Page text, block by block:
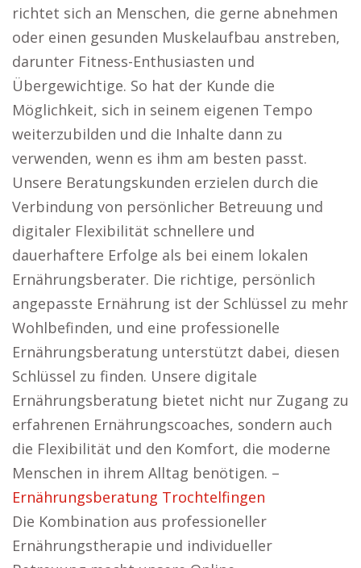
richtet sich an Menschen, die gerne abnehmen
oder einen gesunden Muskelaufbau anstreben,
darunter Fitness-Enthusiasten und
Übergewichtige. So hat der Kunde die
Möglichkeit, sich in seinem eigenen Tempo
weiterzubilden und die Inhalte dann zu
verwenden, wenn es ihm am besten passt.
Unsere Beratungskunden erzielen durch die
Verbindung von persönlicher Betreuung und
digitaler Flexibilität schnellere und
dauerhaftere Erfolge als bei einem lokalen
Ernährungsberater. Die richtige, persönlich
angepasste Ernährung ist der Schlüssel zu mehr
Wohlbefinden, und eine professionelle
Ernährungsberatung unterstützt dabei, diesen
Schlüssel zu finden. Unsere digitale
Ernährungsberatung bietet nicht nur Zugang zu
erfahrenen Ernährungscoaches, sondern auch
die Flexibilität und den Komfort, die moderne
Menschen in ihrem Alltag benötigen. –
Ernährungsberatung Trochtelfingen
Die Kombination aus professioneller
Ernährungstherapie und individueller